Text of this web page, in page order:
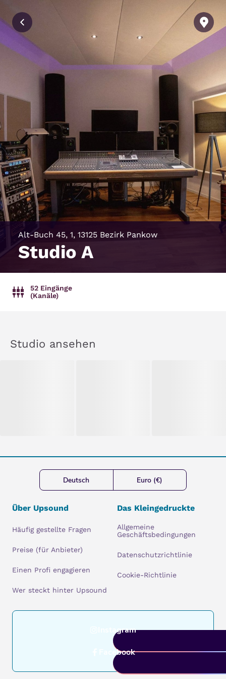
Studio A
Alt-Buch 45, 1, 13125 Bezirk Pankow
52 Eingänge
(Kanäle)
Studio ansehen
Deutsch Euro (€)
Über Upsound
Häufig gestellte Fragen
Preise (für Anbieter)
Einen Profi engagieren
Wer steckt hinter Upsound
Das Kleingedruckte
Allgemeine
Geschäftsbedingungen
Datenschutzrichtlinie
Cookie-Richtlinie
Instagram
Facebook